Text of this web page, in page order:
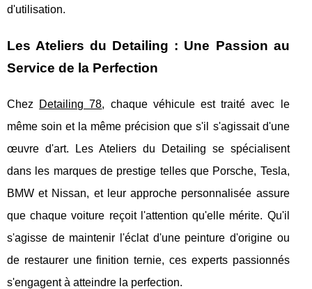
d'utilisation.
Les Ateliers du Detailing : Une Passion au
Service de la Perfection
Chez Detailing 78, chaque véhicule est traité avec le
même soin et la même précision que s'il s'agissait d'une
œuvre d'art. Les Ateliers du Detailing se spécialisent
dans les marques de prestige telles que Porsche, Tesla,
BMW et Nissan, et leur approche personnalisée assure
que chaque voiture reçoit l'attention qu'elle mérite. Qu'il
s'agisse de maintenir l'éclat d'une peinture d'origine ou
de restaurer une finition ternie, ces experts passionnés
s'engagent à atteindre la perfection.